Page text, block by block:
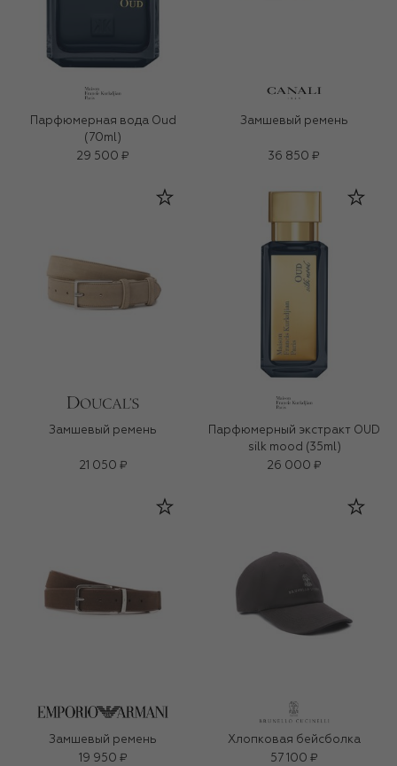
Парфюмерная вода Oud
(70ml)
29 500 ₽
Замшевый ремень
36 850 ₽
Замшевый ремень
21 050 ₽
Парфюмерный экстракт OUD
silk mood (35ml)
26 000 ₽
Замшевый ремень
19 950 ₽
Хлопковая бейсболка
57 100 ₽